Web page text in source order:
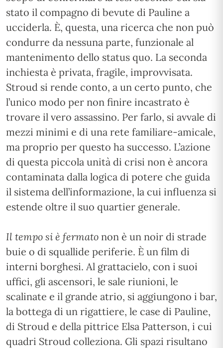
stato il compagno di bevute di Pauline a
ucciderla. È, questa, una ricerca che non può
condurre da nessuna parte, funzionale al
mantenimento dello status quo. La seconda
inchiesta è privata, fragile, improvvisata.
Stroud si rende conto, a un certo punto, che
l’unico modo per non finire incastrato è
trovare il vero assassino. Per farlo, si avvale di
mezzi minimi e di una rete familiare-amicale,
ma proprio per questo ha successo. L’azione
di questa piccola unità di crisi non è ancora
contaminata dalla logica di potere che guida
il sistema dell’informazione, la cui influenza si
estende oltre il suo quartier generale.
Il tempo si è fermato non è un noir di strade
buie o di squallide periferie. È un film di
interni borghesi. Al grattacielo, con i suoi
uffici, gli ascensori, le sale riunioni, le
scalinate e il grande atrio, si aggiungono i bar,
la bottega di un rigattiere, le case di Pauline,
di Stroud e della pittrice Elsa Patterson, i cui
quadri Stroud colleziona. Gli spazi risultano